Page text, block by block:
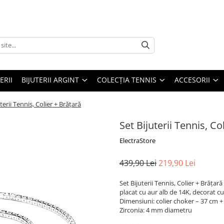
BIJUTERII ARGINT COLECȚIA TENNIS ACCESORII
Tennis, Colier + Brățară
Set Bijuterii Tennis,
ElectraStore
439,90 Lei219,90 Lei
Set Bijuterii Tennis, Colier +
placat cu aur alb de 14K, decorat
Dimensiuni: colier choker – 37 cm
Zirconia: 4 mm diametru